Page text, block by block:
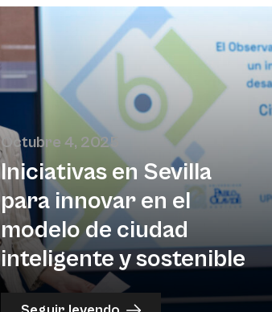
Octubre 4, 2025
Iniciativas en Sevilla
para innovar en el
modelo de ciudad
inteligente y sostenible